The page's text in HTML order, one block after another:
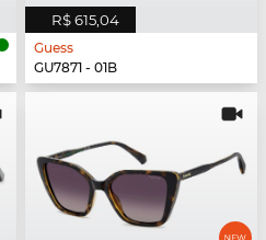
R$ 615,04
Guess
GU7871 - 01B